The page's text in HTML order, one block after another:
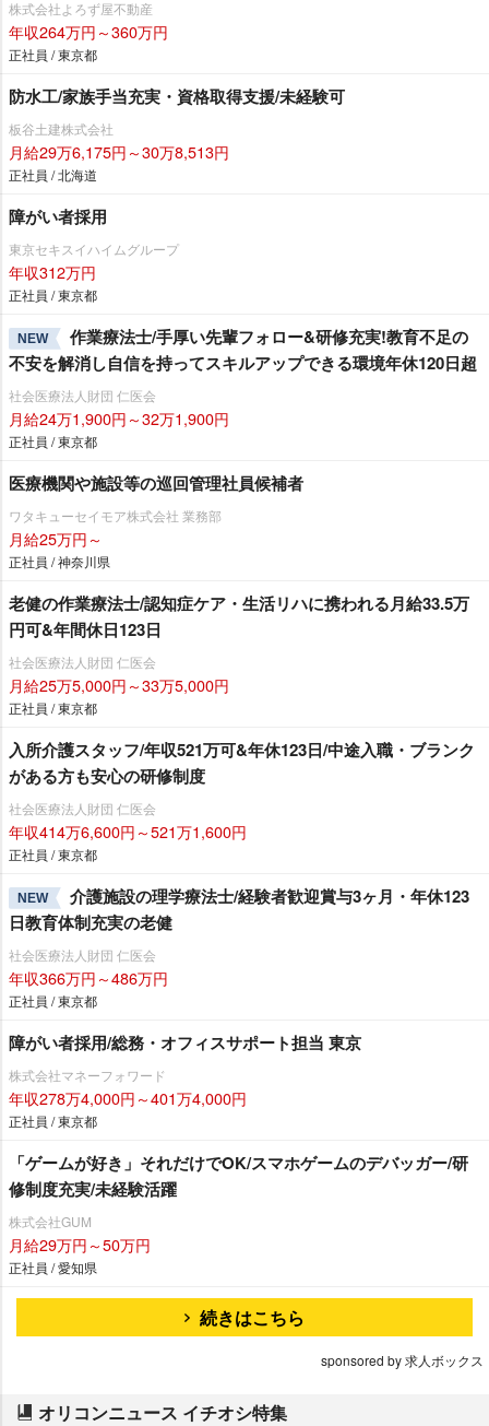
株式会社よろず屋不動産
年収264万円～360万円
正社員 / 東京都
防水工/家族手当充実・資格取得支援/未経験可
板谷土建株式会社
月給29万6,175円～30万8,513円
正社員 / 北海道
障がい者採用
東京セキスイハイムグループ
年収312万円
正社員 / 東京都
NEW
作業療法士/手厚い先輩フォロー&研修充実!教育不足の
不安を解消し自信を持ってスキルアップできる環境年休120日超
社会医療法人財団 仁医会
月給24万1,900円～32万1,900円
正社員 / 東京都
医療機関や施設等の巡回管理社員候補者
ワタキューセイモア株式会社 業務部
月給25万円～
正社員 / 神奈川県
老健の作業療法士/認知症ケア・生活リハに携われる月給33.5万
円可&年間休日123日
社会医療法人財団 仁医会
月給25万5,000円～33万5,000円
正社員 / 東京都
入所介護スタッフ/年収521万可&年休123日/中途入職・ブランク
がある方も安心の研修制度
社会医療法人財団 仁医会
年収414万6,600円～521万1,600円
正社員 / 東京都
NEW
介護施設の理学療法士/経験者歓迎賞与3ヶ月・年休123
日教育体制充実の老健
社会医療法人財団 仁医会
年収366万円～486万円
正社員 / 東京都
障がい者採用/総務・オフィスサポート担当 東京
株式会社マネーフォワード
年収278万4,000円～401万4,000円
正社員 / 東京都
「ゲームが好き」それだけでOK/スマホゲームのデバッガー/研
修制度充実/未経験活躍
株式会社GUM
月給29万円～50万円
正社員 / 愛知県
続きはこちら
sponsored by 求人ボックス
オリコンニュース イチオシ特集